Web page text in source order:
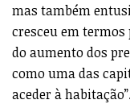
mas também
cresceu em
do aumento dos
como uma das
aceder à